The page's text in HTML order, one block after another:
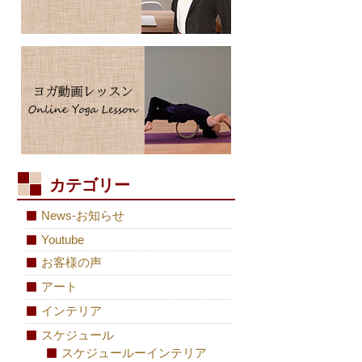
カテゴリー
News-お知らせ
Youtube
お客様の声
アート
インテリア
スケジュール
スケジュールーインテリア